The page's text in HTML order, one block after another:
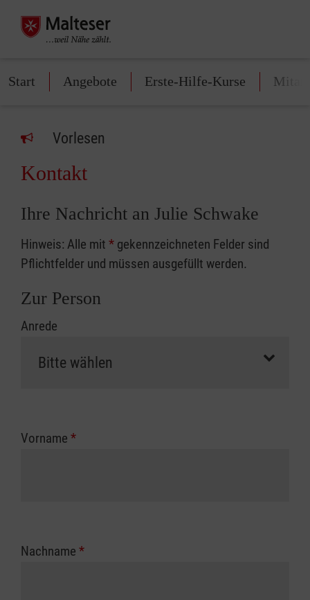
Start Angebote Erste-Hilfe-Kurse
Vorlesen
Kontakt
Ihre Nachricht an Julie Schwake
Hinweis: Alle mit * gekennzeichneten Felder sind
Pflichtfelder und müssen ausgefüllt werden.
Zur Person
Anrede
Vorname *
Nachname *